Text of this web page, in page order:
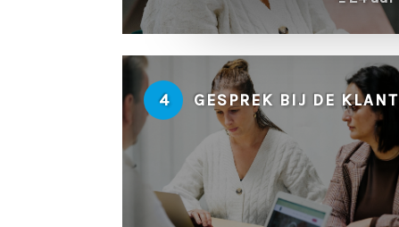
4 GESPREK BIJ DE KLANT